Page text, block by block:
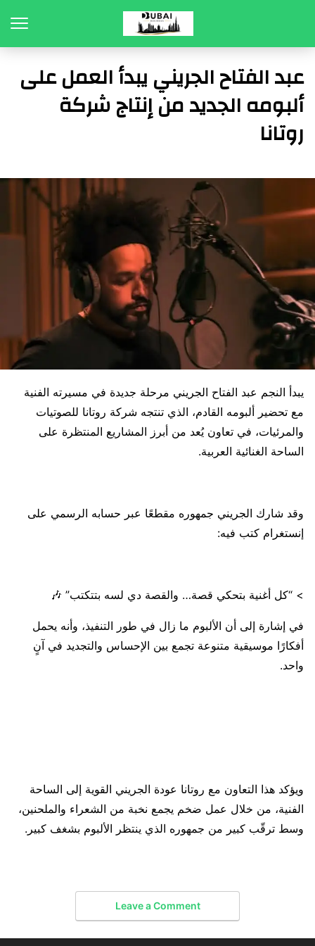
عبد الفتاح الجريني يبدأ العمل على
ألبومه الجديد من إنتاج شركة
روتانا
يبدأ النجم عبد الفتاح الجريني مرحلة جديدة في مسيرته الفنية
مع تحضير ألبومه القادم، الذي تنتجه شركة روتانا للصوتيات
والمرئيات، في تعاون يُعد من أبرز المشاريع المنتظرة على
الساحة الغنائية العربية.
وقد شارك الجريني جمهوره مقطعًا عبر حسابه الرسمي على
إنستغرام كتب فيه:
> “كل أغنية بتحكي قصة… والقصة دي لسه بتتكتب” 🎶
في إشارة إلى أن الألبوم ما زال في طور التنفيذ، وأنه يحمل
أفكارًا موسيقية متنوعة تجمع بين الإحساس والتجديد في آنٍ
واحد.
ويؤكد هذا التعاون مع روتانا عودة الجريني القوية إلى الساحة
الفنية، من خلال عمل ضخم يجمع نخبة من الشعراء والملحنين،
وسط ترقّب كبير من جمهوره الذي ينتظر الألبوم بشغف كبير.
Leave a Comment